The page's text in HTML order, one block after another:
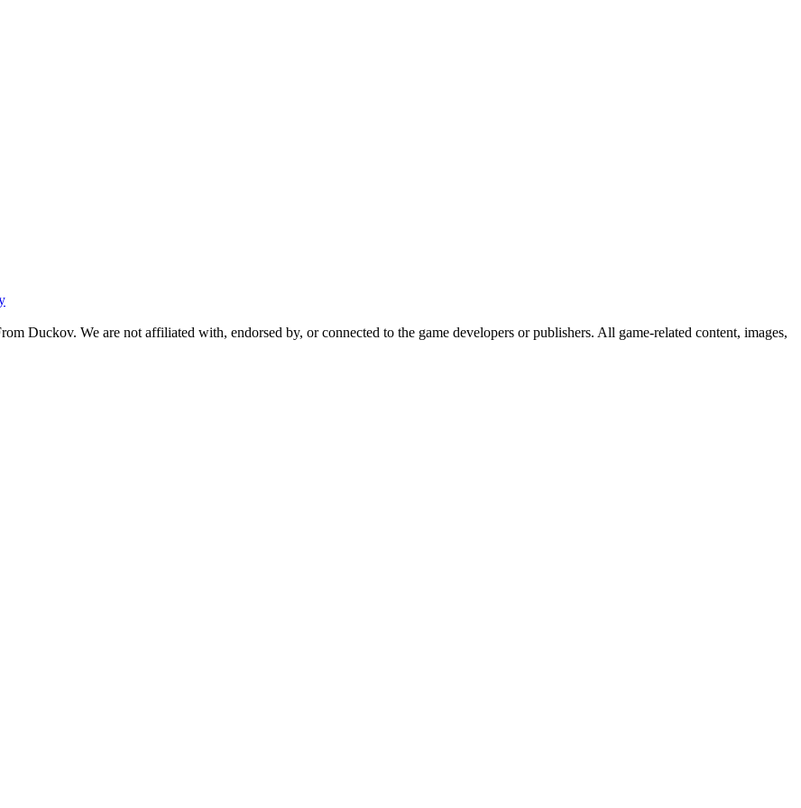
Duckov. We are not affiliated with, endorsed by, or connected to the game developers or publishers. All game-related content, images,